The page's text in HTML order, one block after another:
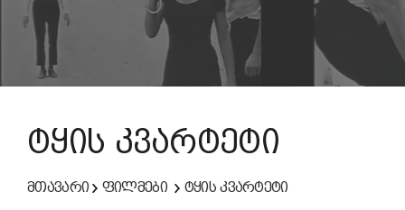
ტყის კვარტეტი
მთავარი ფილმები ტყის კვარტეტი